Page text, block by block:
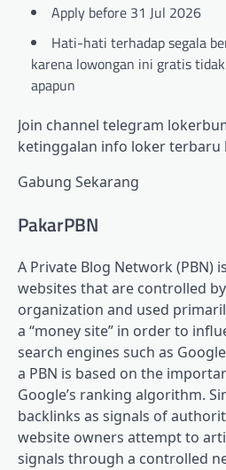
Apply before 31 Jul 2026
Hati-hati terhadap segala
karena lowongan ini gratis
apapun
Join channel telegram
ketinggalan info loker terbaru
Gabung Sekarang
PakarPBN
A Private Blog Network (PBN)
websites that are controlled
organization and used
a “money site” in order to
search engines such as
a PBN is based on the
Google’s ranking algorithm.
backlinks as signals of
website owners attempt to
signals through a controlled